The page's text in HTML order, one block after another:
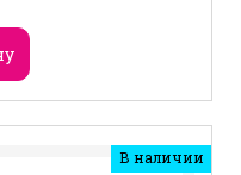
В наличии